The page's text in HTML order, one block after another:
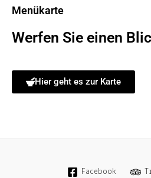
Menükarte
Werfen Sie einen
Hier geht es zur Karte
Facebook